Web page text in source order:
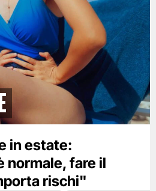
in estate:
normale, fare il
rischi"